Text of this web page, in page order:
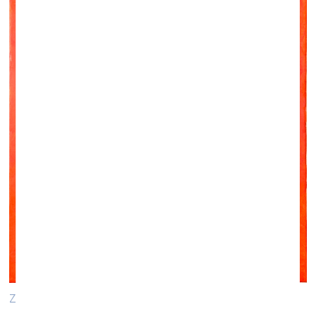
Zane Iltnere. Mīlestība. 2024, audekls, eļļa, 50x40 cm